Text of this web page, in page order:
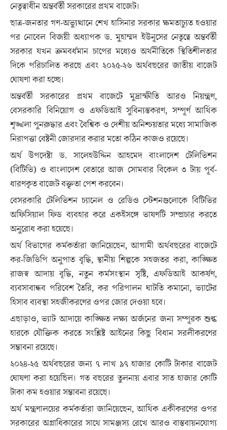
নেতৃত্বাধীন অন্তর্বর্তী সরকারের প্রথম বাজেট।
ছাত্র-জনতার গণ-অভ্যুত্থানে শেখ হাসিনার সরকার ক্ষমতাচ্যুত হওয়ার
পর নোবেল বিজয়ী অধ্যাপক ড. মুহাম্মদ ইউনূসের নেতৃত্বে অন্তর্বর্তী
সরকার যখন ক্রমবর্ধমান চাপের মধ্যেও অর্থনীতিকে স্থিতিশীলতার
দিকে পরিচালিত করছে এবং ২০২৫-২৬ অর্থবছরের জাতীয় বাজেট
ঘোষণা করা হচ্ছে।
অন্তর্বর্তী সরকারের প্রথম বাজেটে মুদ্রাস্ফীতি আরও নিয়ন্ত্রণ,
বেসরকারি বিনিয়োগ ও এফডিআই সুবিন্যস্তকরণ, সম্পূর্ণ আর্থিক
শৃঙ্খলা পুনরুদ্ধার এবং বৈশ্বিক ও দেশীয় অনিশ্চয়তার মধ্যে সামাজিক
নিরাপত্তা বেষ্টনী জোরদার করার মতো কঠিন কাজও রয়েছে।
অর্থ উপদেষ্টা ড. সালেহউদ্দিন আহমেদ বাংলাদেশ টেলিভিশন
(বিটিভি) ও বাংলাদেশ বেতারে আজ সোমবার বিকেল ৩ টায় পূর্ব-
ধারণকৃত বাজেট বক্তৃতা পেশ করবেন।
বেসরকারি টেলিভিশন চ্যানেল ও রেডিও স্টেশনগুলোকে বিটিভির
অফিসিয়াল ফিড ব্যবহার করে একইসঙ্গে ভাষণটি সম্প্রচার করতে
অনুরোধ করা হয়েছে।
অর্থ বিভাগের কর্মকর্তারা জানিয়েছেন, আগামী অর্থবছরের বাজেটে
কর-জিডিপি অনুপাত বৃদ্ধি, স্থানীয় শিল্পকে সহজতর করা, কাঙ্ক্ষিত
রাজস্ব আদায় বৃদ্ধি, নতুন কর্মসংস্থান সৃষ্টি, এফডিআই আকর্ষণ,
ব্যবসাবান্ধব পরিবেশ তৈরি, কর পরিপালন ঘাটতি কমানো, ভ্যাটের
হিসাব ব্যবস্থা সহজীকরণের ওপর জোর দেওয়া হবে।
এছাড়াও, ভ্যাট আদায়ে কাঙ্ক্ষিত লক্ষ্য অর্জনের জন্য সম্পূরক শুল্ক
হারকে যৌক্তিক করতে সংশ্লিষ্ট আইনের কিছু বিধান সরলীকরণের
সম্ভাবনা রয়েছে।
২০২৪-২৫ অর্থবছরের জন্য ৭ লাখ ৯৭ হাজার কোটি টাকার বাজেট
ঘোষণা করা হয়েছিল। গত বছরের তুলনায় এবার সাত হাজার কোটি
টাকা কম হওয়ার সম্ভাবনা রয়েছে।
অর্থ মন্ত্রণালয়ের কর্মকর্তারা জানিয়েছেন, আর্থিক একীকরণের ওপর
সরকারের অগ্রাধিকারের সাথে সামঞ্জস্য রেখে আরও বাস্তবায়নযোগ্য